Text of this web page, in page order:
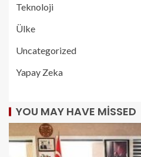
Teknoloji
Ülke
Uncategorized
Yapay Zeka
YOU MAY HAVE MISSED